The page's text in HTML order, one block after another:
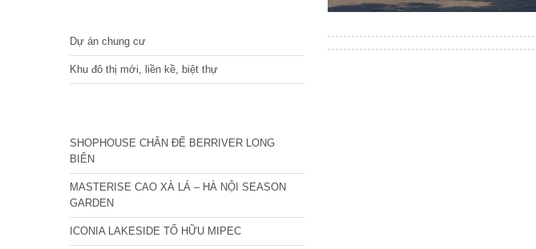
Dự án chung cư
Khu đô thị mới, liền kề, biệt thự
SHOPHOUSE CHÂN ĐẾ BERRIVER LONG
BIÊN
MASTERISE CAO XÀ LÁ – HÀ NỘI SEASON
GARDEN
ICONIA LAKESIDE TỐ HỮU MIPEC